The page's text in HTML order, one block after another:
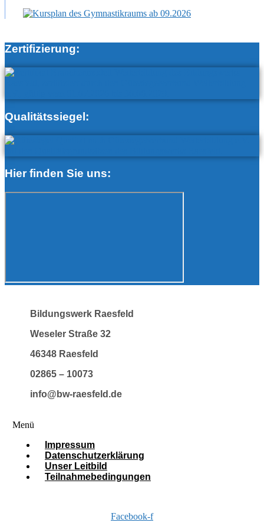
Zertifizierung:
Qualitätssiegel:
Hier finden Sie uns:
Bildungswerk Raesfeld
Weseler Straße 32
46348 Raesfeld
02865 – 10073
info@bw-raesfeld.de
Menü
Impressum
Datenschutzerklärung
Unser Leitbild
Teilnahmebedingungen
Facebook-f